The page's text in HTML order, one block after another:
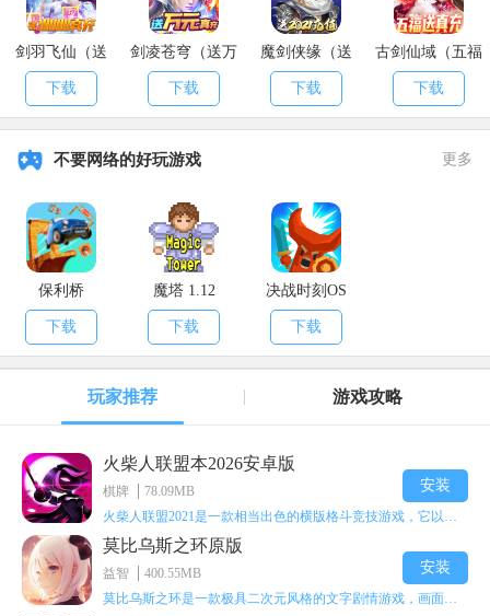
三潭锁波澜，水天各一月。普通攻击会为「西子君剑」积累气
劲，从而提升自身战斗能力，最高叠加5层。
4.暮景·夕照【被动招式】
角色重伤不支时，可使出临死反击反扑袭来对手，造成70%的伤
5.冬景·残雪【被动招式】
内力消耗 0 调息时间 0 领悟重数 10重
施展「初景·春晓」后有28%(+X%)几率打出，对所有对手扫出一
片剑光，造成75%的伤害。
影响属性：身法
6.晨景·流霞【被动招式】
内力消耗 0 调息时间 0 领悟重数 10重
装备秘技剑胆琴心，施展「冬景·残雪」时必定触发，使对手真元
减少，每一层夕照buff-8真元，最高可-40点真元(受韧性影响)。(隐藏
招式)
剑羽飞仙（送
10000真充）
下载
剑凌苍穹（送万
元真充）
下载
魔剑侠缘（送
2021充值）
下载
古剑仙域（五福
送真充）
下载
不要网络的好玩游戏 更多
保利桥
下载
魔塔 1.12
下载
决战时刻OS
下载
玩家推荐 游戏攻略
火柴人联盟本2026安卓版
棋牌
78.09MB
安装
莫比乌斯之环原版
益智
400.55MB
安装